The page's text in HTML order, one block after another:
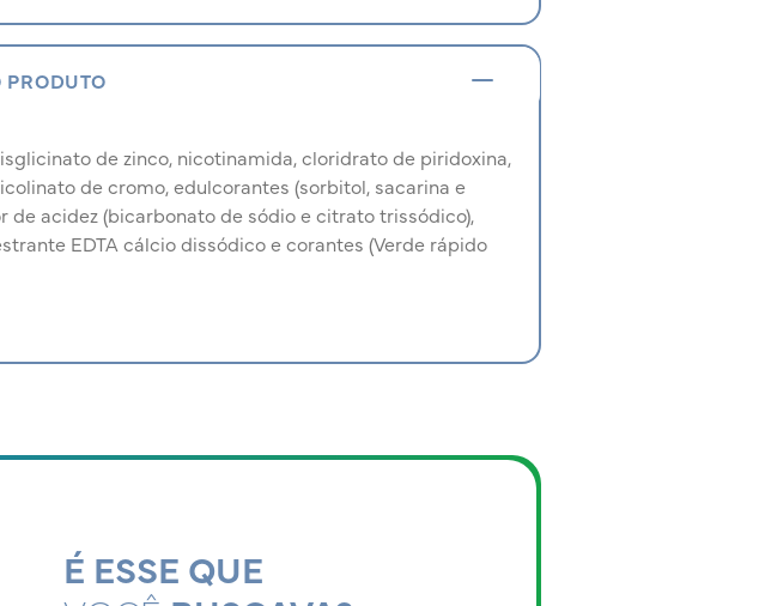
de zinco, nicotinamida, cloridrato de piridoxina,
de cromo, edulcorantes (sorbitol, sacarina e
acidez (bicarbonato de sódio e citrato trissódico),
EDTA cálcio dissódico e corantes (Verde rápido
É ESSE QUE